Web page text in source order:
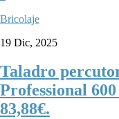
Bricolaje
19 Dic, 2025
Taladro
Professional
83,88€.